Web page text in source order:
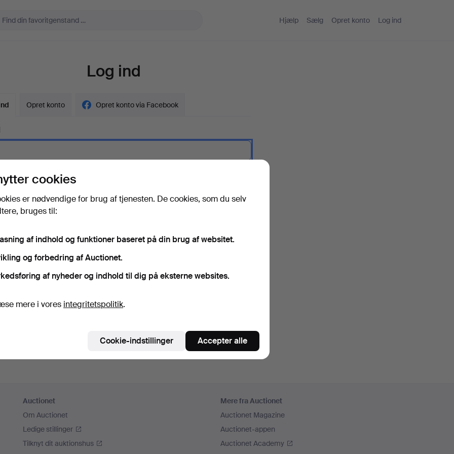
Hjælp Sælg Opret konto Log ind
Log ind
Opret konto Opret konto via Facebook
mig
Auctionet
Om Auctionet
Ledige stillinger
Tilknyt dit auktionshus
Mere fra Auctionet
Auctionet Magazine
Auctionet-appen
Auctionet Academy
cookies
er nødvendige for brug af tjenesten. De cookies, som du selv
bruges til:
af indhold og funktioner baseret på din brug af websitet.
og forbedring af Auctionet.
af nyheder og indhold til dig på eksterne websites.
mere i vores integritetspolitik.
Cookie-indstillinger Accepter alle